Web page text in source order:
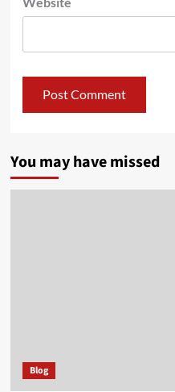
You may have missed
Blog